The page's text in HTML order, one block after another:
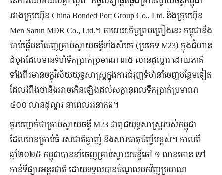
រវាង​ក្រុមហ៊ុន China Bonded Port Group Co., Ltd. និង​ក្រុមហ៊ុន
Men Sarun MDR Co., Ltd.។ តាមរយៈ​កិច្ច​ព្រមព្រៀង​នេះ កម្ពុជា​នឹង​
ចាប់ផ្ដើម​នាំ​ចេញ​គ្រាប់​ស្វាយ​ចន្ទី​ទាំង​សំបក (ប្រភេទ M23) ក្នុង​ជំហាន​
ដំបូង​ដែល​មាន​ទំហំ​ទឹក​ប្រាក់​ប្រមាណ ៣៥ លាន​ដុល្លារ ដោយ​ភាគី​
ទាំងពីរ​មាន​ចក្ខុវិស័យ​យុទ្ធសាស្ត្រ​ក្នុង​ការ​ជំរុញ​ទំហំ​នាំ​ចេញ​បន្ថែម​ទៀត
ដែល​រំពឹង​ថា​នឹង​អាច​កើន​ឡើង​ដល់​សក្ដានុពល​ទឹកប្រាក់​ប្រមាណ
៤០០ លាន​ដុល្លារ នា​ពេល​អនាគត។
គួរ​បញ្ជាក់​ថា​គ្រាប់​ស្វាយ​ចន្ទី M23 ជាពូជយុទ្ធសាស្រ្តរបស់កម្ពុជា
ដែលមានគ្រាប់ធំ រសជាតិ​ឆ្ងាញ់ និង​សារធាតុចិញ្ចឹម​ខ្ពស់។ កាលពី
ឆ្នាំ២០២៥ កម្ពុជា​បាន​នាំ​ចេញ​គ្រាប់ស្វាយចន្ទី​ឆៅ ១ លានតោន ទៅ
កាន់​ទីផ្សារ​អន្តរជាតិ ដោយ​ទទួល​បាន​ចំណូល​មក​វិញ​ប្រមាណ